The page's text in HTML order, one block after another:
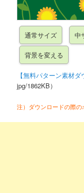
【無料パターン素材ダ
jpg/1862KB）
注）ダウンロードの際の